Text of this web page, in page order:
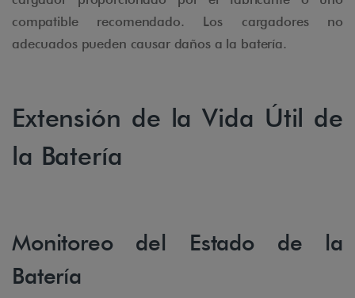
compatible recomendado. Los cargadores no
adecuados pueden causar daños a la batería.
Extensión de la Vida Útil de
la Batería
Monitoreo del Estado de la
Batería